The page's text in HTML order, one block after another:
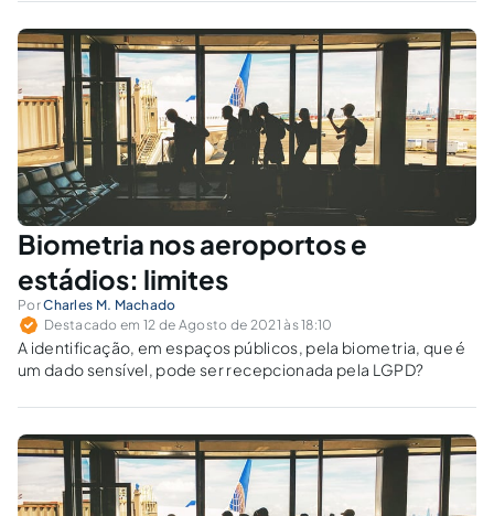
Biometria nos aeroportos e
estádios: limites
PorCharles M. Machado
Destacado em 12 de Agosto de 2021 às 18:10
A identificação, em espaços públicos, pela biometria, que é
um dado sensível, pode ser recepcionada pela LGPD?